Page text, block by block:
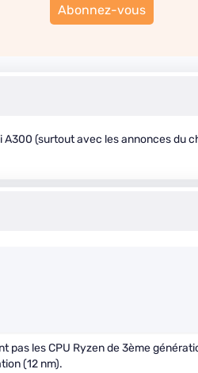
Abonnez-vous
A300 (surtout avec les annonces du
pas les CPU Ryzen de 3ème
(12 nm).